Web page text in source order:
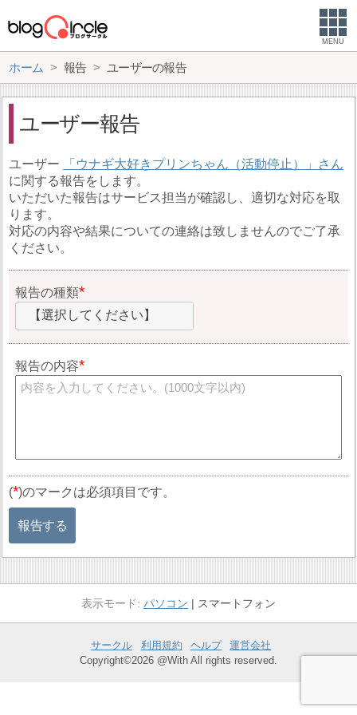
MENU
ホーム 報告 ユーザーの報告
ユーザー報告
ユーザー
ウナギ大好きプリンちゃん（活動停止）
に関する報告をします。
いただいた報告はサービス担当が確認し、適切な対応を取
ります。
対応の内容や結果についての連絡は致しませんのでご了承
ください。
報告の種類
【選択してください】
報告の内容
(*)のマークは必須項目です。
報告する
パソコン スマートフォン
サークル 利用規約 ヘルプ
運営会社
Copyright©2026 @With All rights reserved.